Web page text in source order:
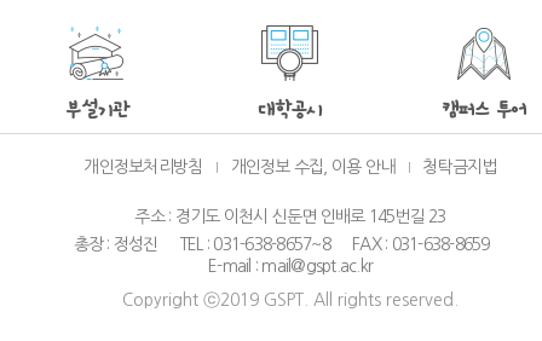
부설기관 대학공시 캠퍼스 투어
개인정보처리방침 개인정보 수집, 이용 안내 청탁금지법
주소 : 경기도 이천시 신둔면 인배로 145번길 23
총장 : 정성진
TEL : 031-638-8657~8
FAX : 031-638-8659
E-mail : mail@gspt.ac.kr
Copyright ⓒ2019 GSPT. All rights reserved.